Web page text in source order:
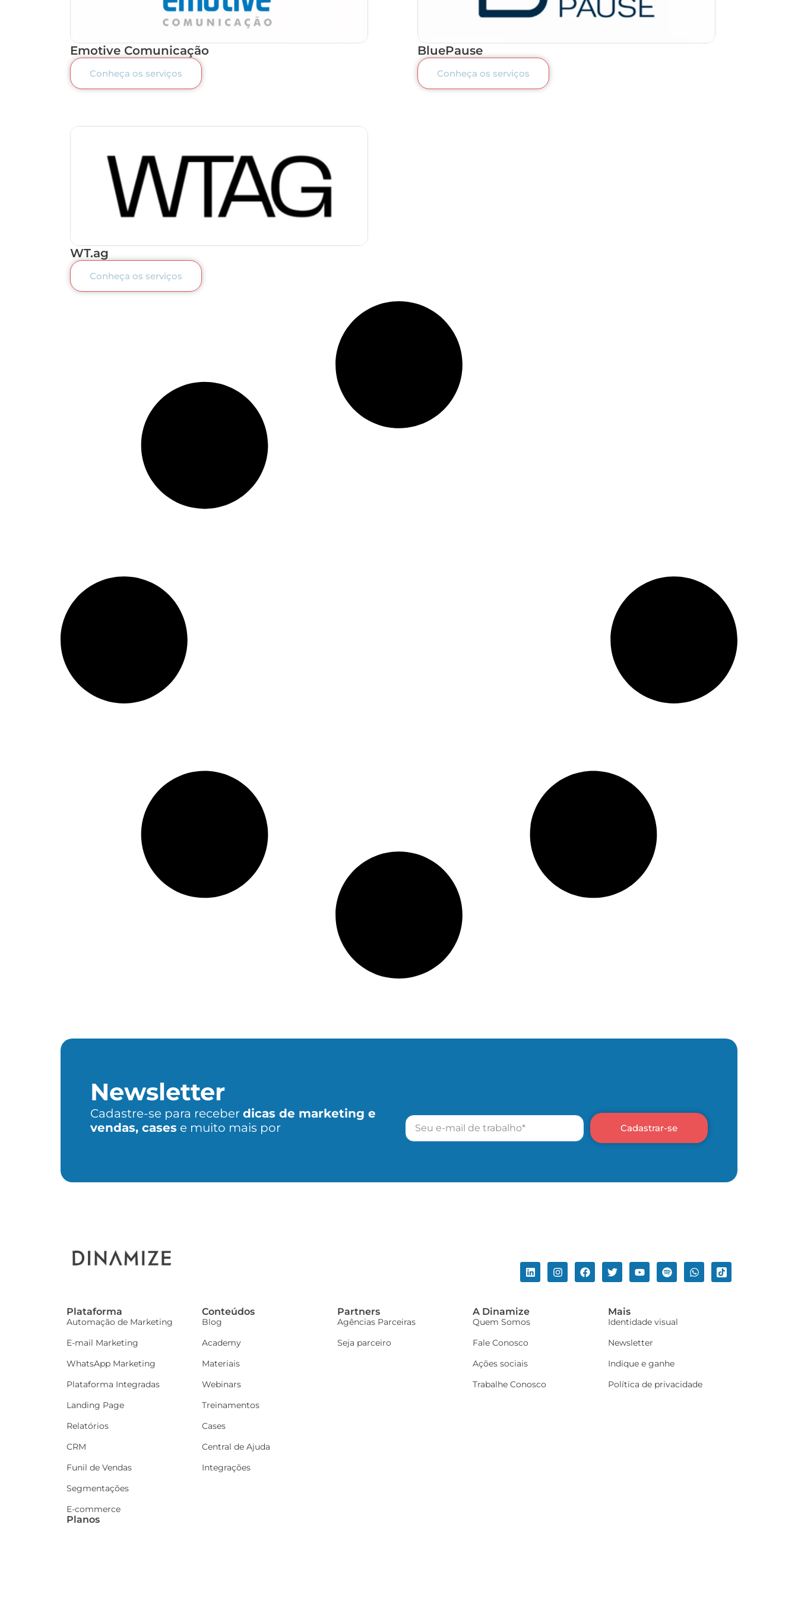
Emotive Comunicação
Conheça os serviços
BluePause
Conheça os serviços
WT.ag
Conheça os serviços
Newsletter
Cadastre-se para receber dicas de marketing e
vendas, cases e muito mais por Cadastrar-se
Plataforma
Automação de Marketing
E-mail Marketing
WhatsApp Marketing
Plataforma Integradas
Landing Page
Relatórios
CRM
Funil de Vendas
Segmentações
E-commerce
Planos
Conteúdos
Blog
Academy
Materiais
Webinars
Treinamentos
Cases
Central de Ajuda
Integrações
Partners
Agências Parceiras
Seja parceiro
A Dinamize
Quem Somos
Fale Conosco
Ações sociais
Trabalhe Conosco
Mais
Identidade visual
Newsletter
Indique e ganhe
Política de privacidade